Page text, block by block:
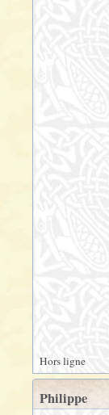
Hors ligne
Philippe